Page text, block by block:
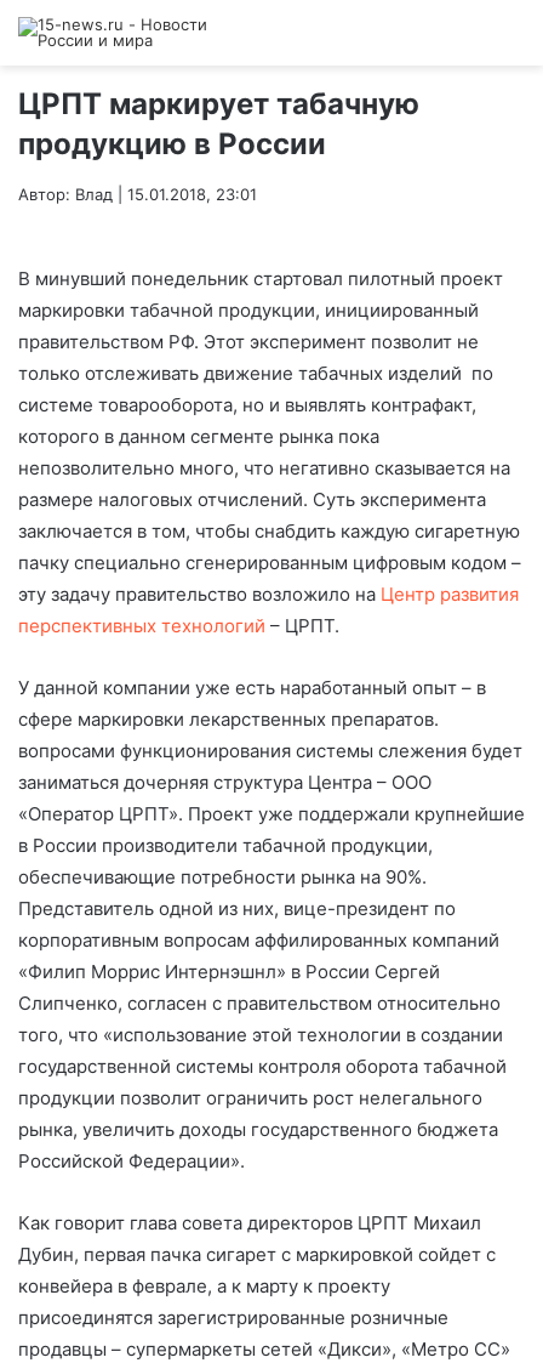
ЦРПТ маркирует табачную
продукцию в России
Автор: Влад | 15.01.2018, 23:01
В минувший понедельник стартовал пилотный проект
маркировки табачной продукции, инициированный
правительством РФ. Этот эксперимент позволит не
только отслеживать движение табачных изделий по
системе товарооборота, но и выявлять контрафакт,
которого в данном сегменте рынка пока
непозволительно много, что негативно сказывается на
размере налоговых отчислений. Суть эксперимента
заключается в том, чтобы снабдить каждую сигаретную
пачку специально сгенерированным цифровым кодом –
эту задачу правительство возложило на Центр развития
перспективных технологий – ЦРПТ.
У данной компании уже есть наработанный опыт – в
сфере маркировки лекарственных препаратов.
вопросами функционирования системы слежения будет
заниматься дочерняя структура Центра – ООО
«Оператор ЦРПТ». Проект уже поддержали крупнейшие
в России производители табачной продукции,
обеспечивающие потребности рынка на 90%.
Представитель одной из них, вице-президент по
корпоративным вопросам аффилированных компаний
«Филип Моррис Интернэшнл» в России Сергей
Слипченко, согласен с правительством относительно
того, что «использование этой технологии в создании
государственной системы контроля оборота табачной
продукции позволит ограничить рост нелегального
рынка, увеличить доходы государственного бюджета
Российской Федерации».
Как говорит глава совета директоров ЦРПТ Михаил
Дубин, первая пачка сигарет с маркировкой сойдет с
конвейера в феврале, а к марту к проекту
присоединятся зарегистрированные розничные
продавцы – супермаркеты сетей «Дикси», «Метро СС»